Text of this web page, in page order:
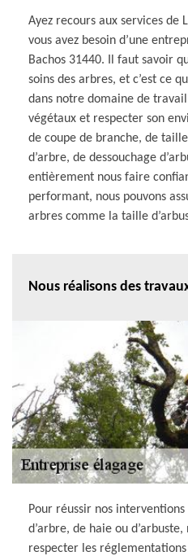
Ayez recours aux services de
vous avez besoin d’une
Bachos 31440. Il faut savoir
soins des arbres, et c’est ce
dans notre domaine de
végétaux et respecter son
de coupe de branche, de
d’arbre, de dessouchage
entièrement nous faire
performant, nous pouvons
arbres comme la taille
Nous réalisons des
Pour réussir nos
d’arbre, de haie ou
respecter les